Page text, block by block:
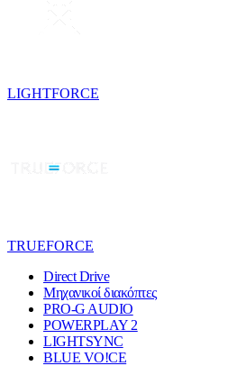
LIGHTFORCE
TRUEFORCE
Direct Drive
Μηχανικοί διακόπτες
PRO-G AUDIO
POWERPLAY 2
LIGHTSYNC
BLUE VO!CE